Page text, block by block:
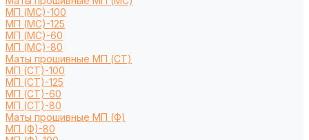
МП (МС)-100
МП (МС)-125
МП (МС)-60
МП (МС)-80
Маты прошивные МП (СТ)
МП (СТ)-100
МП (СТ)-125
МП (СТ)-60
МП (СТ)-80
Маты прошивные МП (Ф)
МП (Ф)-80